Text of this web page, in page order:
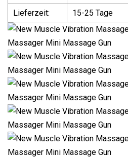
Lieferzeit:
15-25 Tage